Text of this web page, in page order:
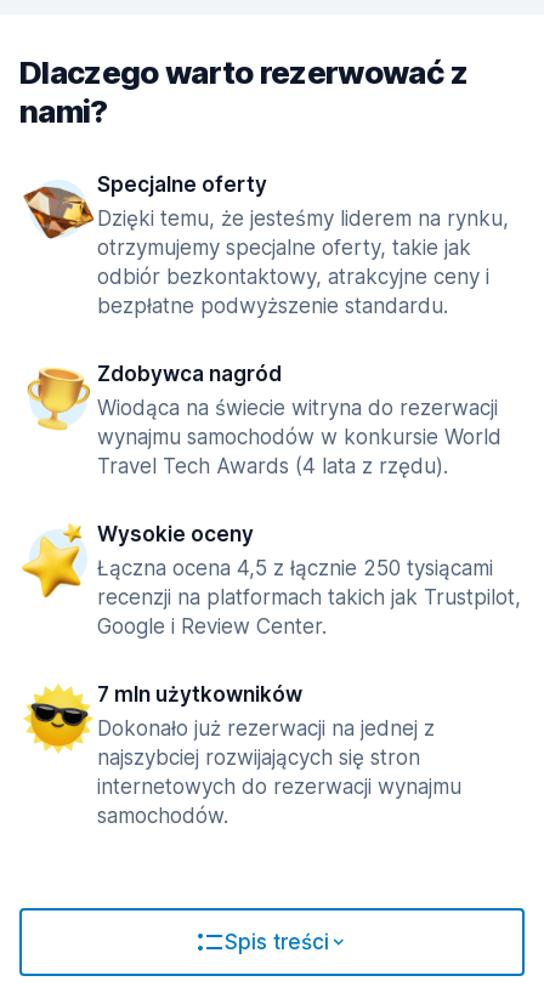
Dlaczego warto rezerwować z
nami?
Specjalne oferty
Dzięki temu, że jesteśmy liderem na rynku,
otrzymujemy specjalne oferty, takie jak
odbiór bezkontaktowy, atrakcyjne ceny i
bezpłatne podwyższenie standardu.
Zdobywca nagród
Wiodąca na świecie witryna do rezerwacji
wynajmu samochodów w konkursie World
Travel Tech Awards (4 lata z rzędu).
Wysokie oceny
Łączna ocena 4,5 z łącznie 250 tysiącami
recenzji na platformach takich jak Trustpilot,
Google i Review Center.
7 mln użytkowników
Dokonało już rezerwacji na jednej z
najszybciej rozwijających się stron
internetowych do rezerwacji wynajmu
samochodów.
Spis treści